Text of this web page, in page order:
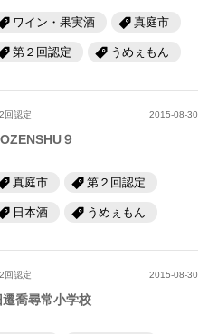
ワイン・果実酒 真庭市
第２回認定 うめぇもん
回認定 2015-08-30
９
真庭市 第２回認定
日本酒 うめぇもん
回認定 2015-08-30
遷喬尋常小学校